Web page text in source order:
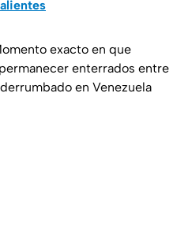
exacto en que
enterrados entre
en Venezuela